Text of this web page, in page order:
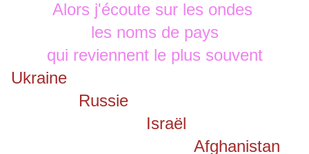
Alors j'écoute sur les ondes
les noms de pays
qui reviennent le plus souvent
Ukraine
Russie
Israël
Afghanistan